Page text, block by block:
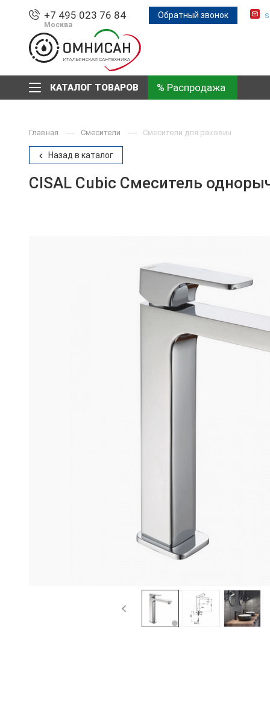
+7 495 023 76 84
Москва
Обратный звонок
КАТАЛОГ ТОВАРОВ % Распродажа
Главная Смесители Смесители для раковин
Назад в каталог
CISAL Cubic Смеситель